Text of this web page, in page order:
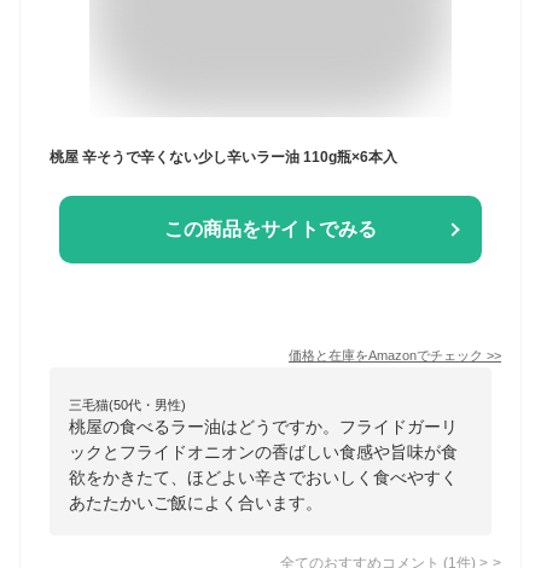
桃屋 辛そうで辛くない少し辛いラー油 110g瓶×6本入
この商品をサイトでみる
価格と在庫をAmazonでチェック >>
三毛猫(50代・男性)
桃屋の食べるラー油はどうですか。フライドガーリ
ックとフライドオニオンの香ばしい食感や旨味が食
欲をかきたて、ほどよい辛さでおいしく食べやすく
あたたかいご飯によく合います。
全てのおすすめコメント (1 件) >